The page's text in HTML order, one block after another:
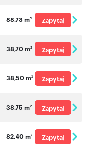
88,73 m2
Zapytaj
38,70 m2
Zapytaj
38,50 m2
Zapytaj
38,75 m2
Zapytaj
82,40 m2
Zapytaj